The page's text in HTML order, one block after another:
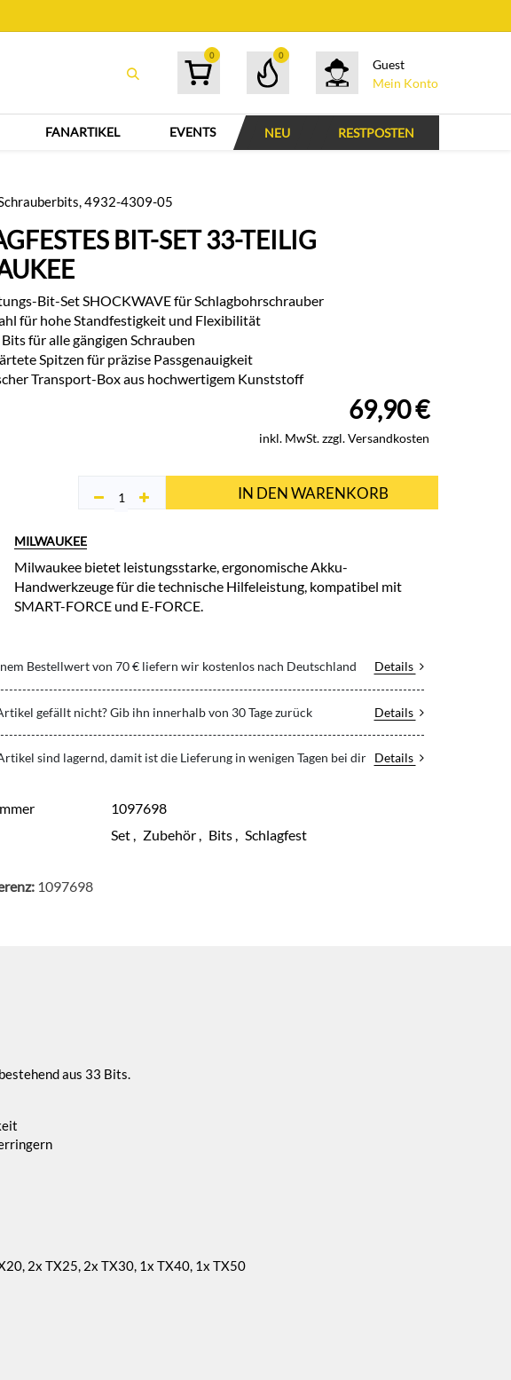
0 0
Guest
Mein Konto
FANARTIKEL EVENTS NEU RESTPOSTEN
4932-4309-05
BIT-SET 33-TEILIG
Bit-Set SHOCKWAVE für Schlagbohrschrauber
für hohe Standfestigkeit und Flexibilität
für alle gängigen Schrauben
Spitzen für präzise Passgenauigkeit
Transport-Box aus hochwertigem Kunststoff
69,90€
inkl. MwSt. zzgl. Versandkosten
IN DEN WARENKORB
MILWAUKEE
Milwaukee bietet leistungsstarke, ergonomische Akku-
Handwerkzeuge für die technische Hilfeleistung, kompatibel mit
SMART-FORCE und E-FORCE.
Bestellwert von 70 € liefern wir kostenlos nach Deutschland Details
gefällt nicht? Gib ihn innerhalb von 30 Tage zurück Details
sind lagernd, damit ist die Lieferung in wenigen Tagen bei dir Details
1097698
Set, Zubehör, Bits, Schlagfest
1097698
aus 33 Bits.
2x TX25, 2x TX30, 1x TX40, 1x TX50